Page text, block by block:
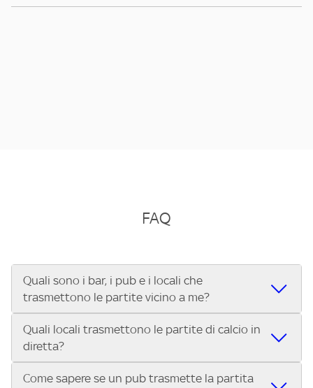
FAQ
Quali sono i bar, i pub e i locali che
trasmettono le partite vicino a me?
Se cerchi un bar, pub, ristorante o locale vicino a te per
vedere le partite di Serie A ENILIVE, la Serie C Sky Wifi, la
UEFA Champions League, la UEFA Europa League, la UEFA
Conference League, il Tennis, la Formula 1®, la MotoGP™ e
Quali locali trasmettono le partite di calcio in
diretta?
Vuoi sapere quali bar, pub o ristoranti mostrano le partite
Come sapere se un pub trasmette la partita